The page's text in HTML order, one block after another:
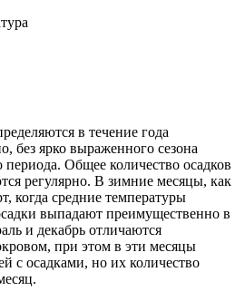
в течение года
без ярко выраженного сезона
Общее количество осадков
регулярно. В зимние месяцы, как
когда средние температуры
выпадают преимущественно в
и декабрь отличаются
при этом в эти месяцы
с осадками, но их количество